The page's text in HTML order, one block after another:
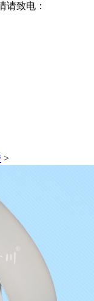
请致电：
>